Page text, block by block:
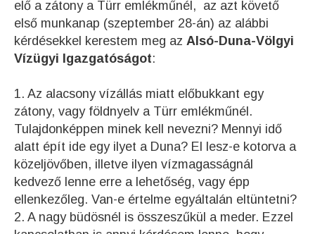
elő a zátony a Türr emlékműnél, az azt követő
első munkanap (szeptember 28-án) az alábbi
kérdésekkel kerestem meg az Alsó-Duna-Völgyi
Vízügyi Igazgatóságot:
1. Az alacsony vízállás miatt előbukkant egy
zátony, vagy földnyelv a Türr emlékműnél.
Tulajdonképpen minek kell nevezni? Mennyi idő
alatt épít ide egy ilyet a Duna? El lesz-e kotorva a
közeljövőben, illetve ilyen vízmagasságnál
kedvező lenne erre a lehetőség, vagy épp
ellenkezőleg. Van-e értelme egyáltalán eltüntetni?
2. A nagy büdösnél is összeszűkül a meder. Ezzel